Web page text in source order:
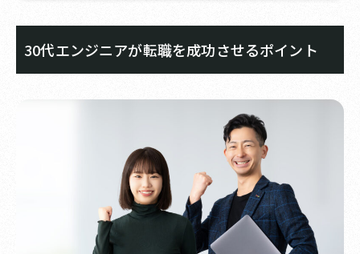
30代エンジニアが転職を成功させるポイント